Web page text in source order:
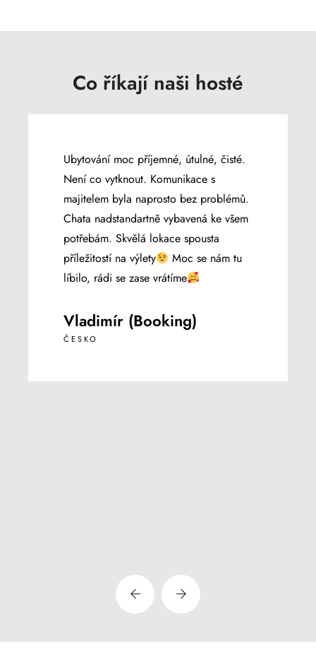
Co říkají naši hosté
Ubytování moc příjemné, útulné, čisté.
Není co vytknout. Komunikace s
majitelem byla naprosto bez problémů.
Chata nadstandartně vybavená ke všem
potřebám. Skvělá lokace spousta
příležitostí na výlety
Moc se nám tu
líbilo, rádi se zase vrátíme
Vladimír (Booking)
ČESKO